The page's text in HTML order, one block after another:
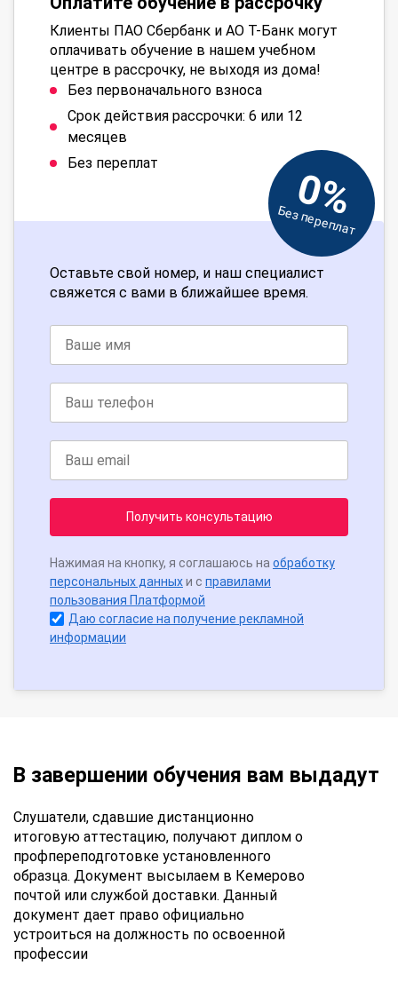
Клиенты ПАО Сбербанк и АО Т-Банк могут
оплачивать обучение в нашем учебном
центре в рассрочку, не выходя из дома!
Без первоначального взноса
Срок действия рассрочки: 6 или 12
месяцев
Без переплат
0%
Без переплат
Оставьте свой номер, и наш специалист
свяжется с вами в ближайшее время.
Получить консультацию
Нажимая на кнопку, я соглашаюсь на обработку
персональных данныхи с правилами
пользования Платформой
Даю согласие на получение рекламной
информации
В завершении обучения вам выдадут
Слушатели, сдавшие дистанционно
итоговую аттестацию, получают диплом о
профпереподготовке установленного
образца. Документ высылаем в Кемерово
почтой или службой доставки. Данный
документ дает право официально
устроиться на должность по освоенной
профессии